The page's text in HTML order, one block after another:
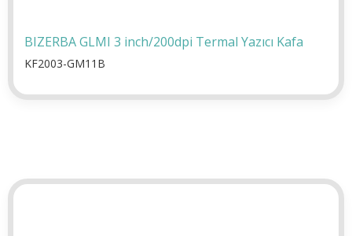
BIZERBA GLMI 3 inch/200dpi Termal Yazıcı Kafa
KF2003-GM11B